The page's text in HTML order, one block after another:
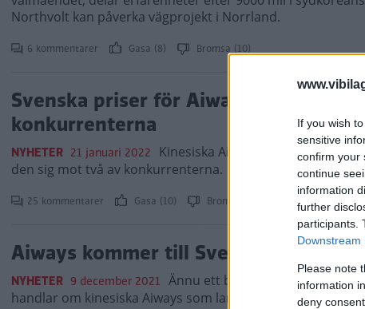
If you wish
sensitive
confirm your
continue
information
further
participants.
Downstream
Please note
information
deny
Northvolt kan påverka vägprojekt i Norrland.
6 kommentarer Gasa (8) Bromsa (10)
Svenska priser för Aiways U5 – så
konkurrenterna
NYHETER 21 januari 2022 Kinesiska Aiways U5 ska utmana
den sig mot två av konkurrenterna.
25 kommentarer Gasa (10) Bromsa (15)
Aiways kommer till Sverige – suven
NYHETER 9 december 2021 Ännu ett bilmärke ska börja
handlar om kinesiska Aiways som lanserar en eldriven suv.